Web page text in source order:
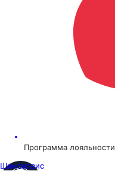
Программа лояльности
Шинсервис